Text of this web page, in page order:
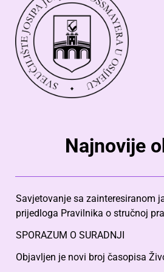
Najnovije
Savjetovanje sa zainteresiranom
prijedloga Pravilnika o stručnoj
SPORAZUM O SURADNJI
Objavljen je novi broj časopisa